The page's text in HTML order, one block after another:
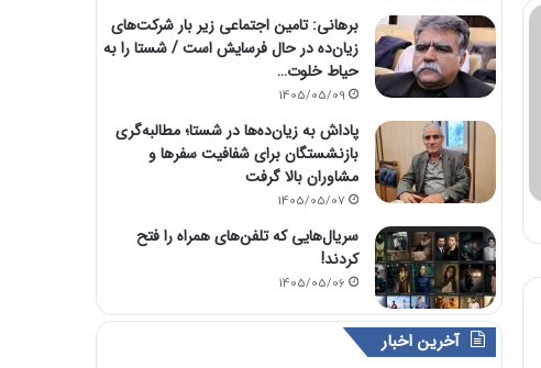
برهانی: تامین اجتماعی زیر بار شرکت‌های
زیان‌ده در حال فرسایش است / شستا را به
حیاط خلوت…
1405/05/09
پاداش به زیان‌ده‌ها در شستا؛ مطالبه‌گری
بازنشستگان برای شفافیت سفرها و
مشاوران بالا گرفت
1405/05/07
سریال‌هایی که تلفن‌های همراه را فتح
کردند!
1405/05/06
آخرین اخبار